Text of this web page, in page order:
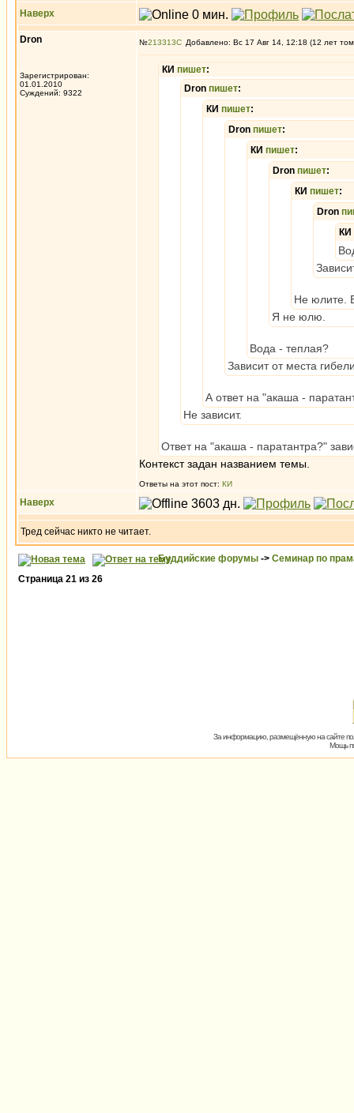
Наверх
Dron
Зарегистрирован:
01.01.2010
Суждений: 9322
№213313 Добавлено: Вс 17 Авг 14, 12:18 (12 лет
КИ пишет:
Dron пишет:
КИ пишет:
Dron пишет:
КИ пишет:
Dron пишет:
КИ пишет:
Dron
КИ
Не юлите.
Я не юлю.
Вода - теплая?
Зависит от места
А ответ на "акаша -
Не зависит.
Ответ на "акаша - паратантра?"
Контекст задан названием темы.
Ответы на этот пост: КИ
Наверх
Тред сейчас никто не читает.
Буддийские форумы -> Семинар по
Страница 21 из 26
За информацию, размещённую на сайте
Мощь